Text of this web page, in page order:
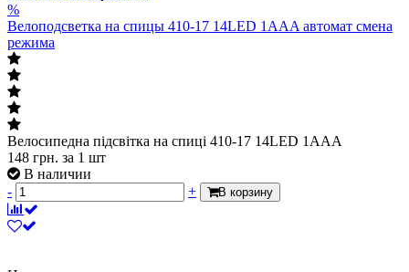
%
Велоподсветка на спицы 410-17 14LED 1AAA автомат смена
режима
Велосипедна підсвітка на спиці 410-17 14LED 1AAA
148 грн. за 1 шт
В наличии
-
+ В корзину